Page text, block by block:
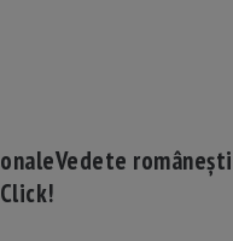
Vedete românești